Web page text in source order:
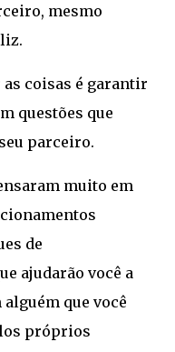
mesmo
as coisas é garantir
questões que
parceiro.
muito em
de
ajudarão você a
que você
próprios